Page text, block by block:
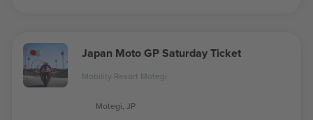
Japan Moto GP Saturday Ticket
Mobility Resort Motegi
Motegi, JP